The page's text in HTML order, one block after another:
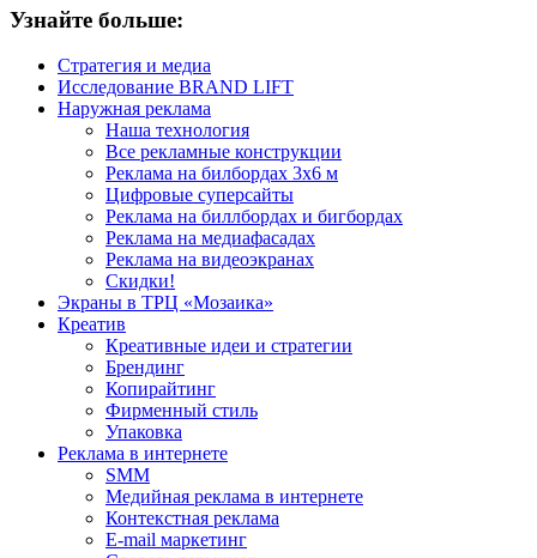
Узнайте больше:
Стратегия и медиа
Исследование BRAND LIFT
Наружная реклама
Наша технология
Все рекламные конструкции
Реклама на билбордах 3х6 м
Цифровые суперсайты
Реклама на биллбордах и бигбордах
Реклама на медиафасадах
Реклама на видеоэкранах
Скидки!
Экраны в ТРЦ «Мозаика»
Креатив
Креативные идеи и стратегии
Брендинг
Копирайтинг
Фирменный стиль
Упаковка
Реклама в интернете
SMM
Медийная реклама в интернете
Контекстная реклама
E-mail маркетинг